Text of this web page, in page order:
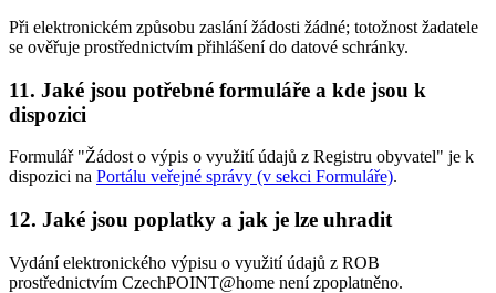
Při elektronickém způsobu zaslání žádosti žádné; totožnost žadatele
se ověřuje prostřednictvím přihlášení do datové schránky.
11. Jaké jsou potřebné formuláře a kde jsou k
dispozici
Formulář "Žádost o výpis o využití údajů z Registru obyvatel" je k
dispozici na Portálu veřejné správy (v sekci Formuláře).
12. Jaké jsou poplatky a jak je lze uhradit
Vydání elektronického výpisu o využití údajů z ROB
prostřednictvím CzechPOINT@home není zpoplatněno.